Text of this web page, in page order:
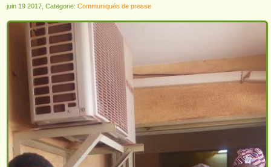
juin 19 2017, Categorie: Communiqués de presse